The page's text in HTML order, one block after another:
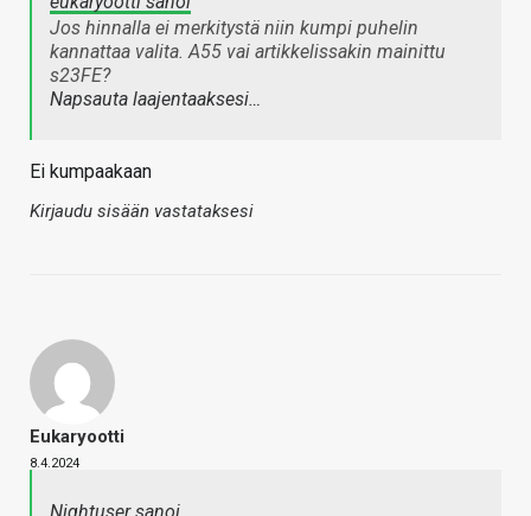
Jos hinnalla ei merkitystä niin kumpi puhelin
kannattaa valita. A55 vai artikkelissakin mainittu
s23FE?
Napsauta laajentaaksesi…
Ei kumpaakaan
Kirjaudu sisään vastataksesi
Eukaryootti
8.4.2024